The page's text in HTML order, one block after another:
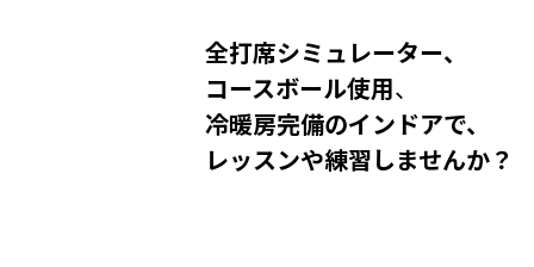
全打席シミュレーター、
コースボール使用、
冷暖房完備のインドアで、
レッスンや練習しませんか？